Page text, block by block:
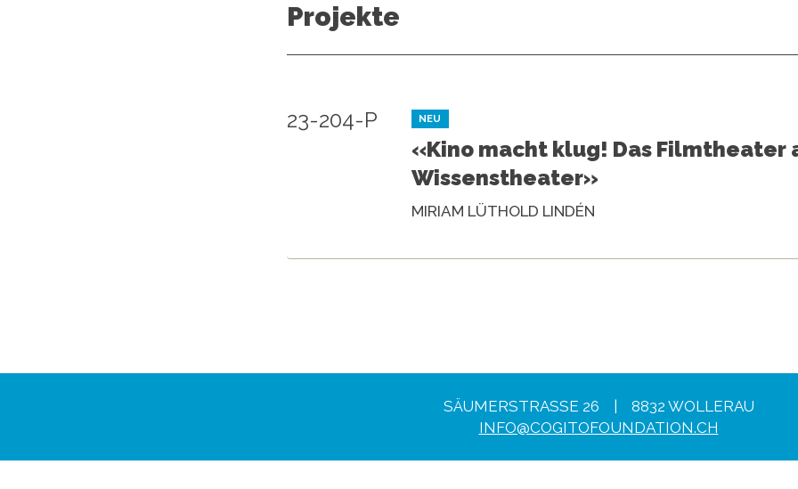
Projekte
23-204-P NEU
«Kino macht klug! Das Filmtheater
Wissenstheater»
MIRIAM LÜTHOLD LINDÉN
SÄUMERSTRASSE 26 | 8832 WOLLERAU
INFO@COGITOFOUNDATION.CH